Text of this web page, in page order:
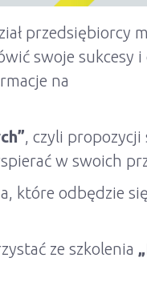
przedsiębiorcy
swoje sukcesy
na
, czyli
w swoich
które odbędzie się
ze szkolenia